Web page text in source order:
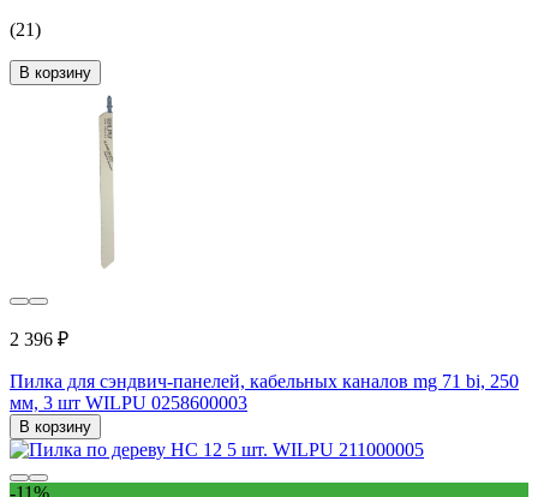
(21)
В корзину
2 396 ₽
Пилка для сэндвич-панелей, кабельных каналов mg 71 bi, 250
мм, 3 шт WILPU 0258600003
В корзину
-11%